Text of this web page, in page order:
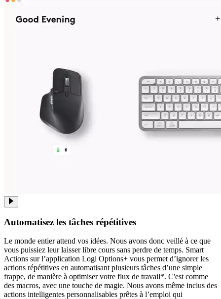
Automatisez les tâches répétitives
Le monde entier attend vos idées. Nous avons donc veillé à ce que
vous puissiez leur laisser libre cours sans perdre de temps. Smart
Actions sur l’application Logi Options+ vous permet d’ignorer les
actions répétitives en automatisant plusieurs tâches d’une simple
frappe, de manière à optimiser votre flux de travail*. C'est comme
des macros, avec une touche de magie. Nous avons même inclus des
actions intelligentes personnalisables prêtes à l’emploi qui